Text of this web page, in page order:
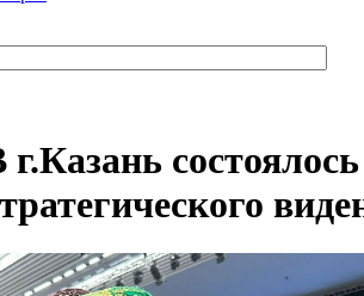
г.Казань